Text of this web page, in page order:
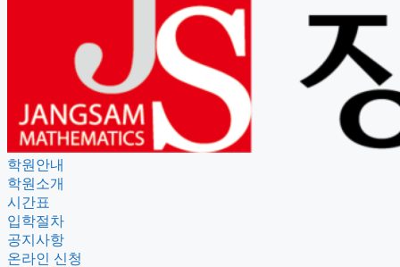
학원안내
학원소개
시간표
입학절차
공지사항
온라인 신청